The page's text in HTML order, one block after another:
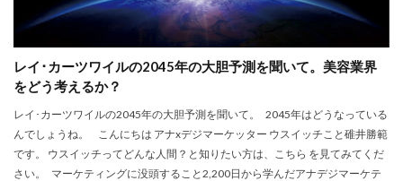
レイ･カーツワイルの2045年の大胆予測を聞いて。美容業界
をどう考えるか？
レイ･カーツワイルの2045年の大胆予測を聞いて。 2045年はどうなっている
んでしょうね。 こんにちは アナxデジマーケッター ウスイッチこと碓井勝範
です。 ウスイッチってどんな人間？と知りたい方は、こちら を見てみてくだ
さい。 マーケティングに没頭すること2,200日から学んだアナデジマーケテ